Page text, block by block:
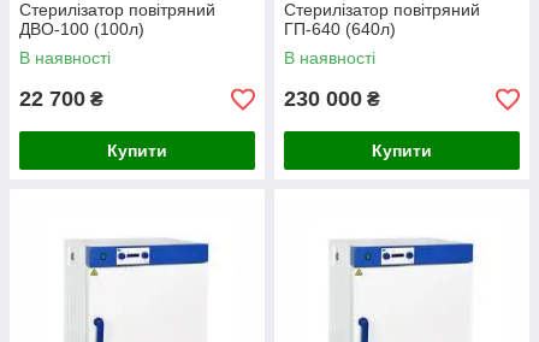
Стерилізатор повітряний
ДВО-100 (100л)
В наявності
22 700 ₴
Купити
Стерилізатор повітряний
ГП-640 (640л)
В наявності
230 000 ₴
Купити